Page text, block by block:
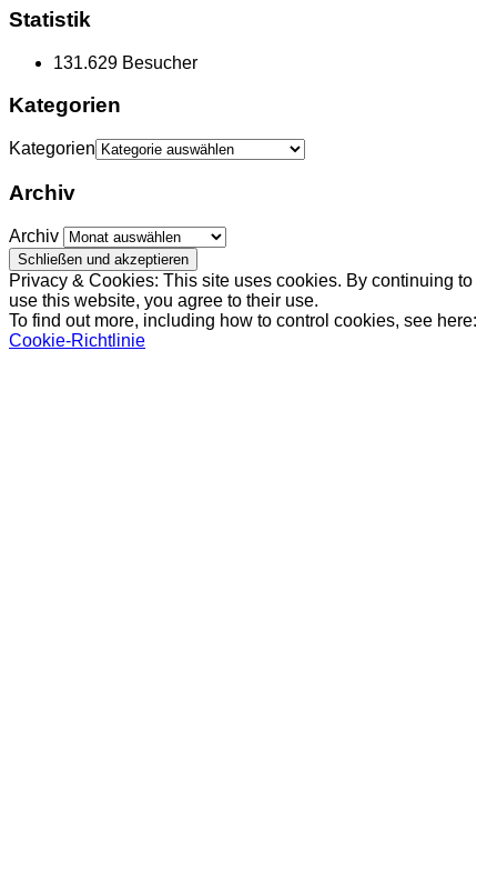
Statistik
131.629 Besucher
Kategorien
Kategorien
Archiv
Archiv
Privacy & Cookies: This site uses cookies. By continuing to
use this website, you agree to their use.
To find out more, including how to control cookies, see here:
Cookie-Richtlinie